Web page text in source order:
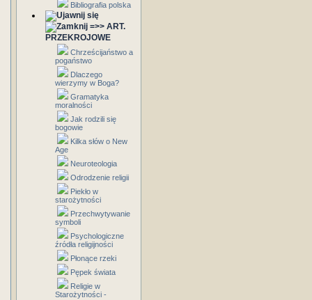
Bibliografia polska
=>> ART.
PRZEKROJOWE
Chrześcijaństwo a
pogaństwo
Dlaczego
wierzymy w Boga?
Gramatyka
moralności
Jak rodzili się
bogowie
Kilka słów o New
Age
Neuroteologia
Odrodzenie religii
Piekło w
starożytności
Przechwytywanie
symboli
Psychologiczne
źródła religijności
Płonące rzeki
Pępek świata
Religie w
Starożytności -